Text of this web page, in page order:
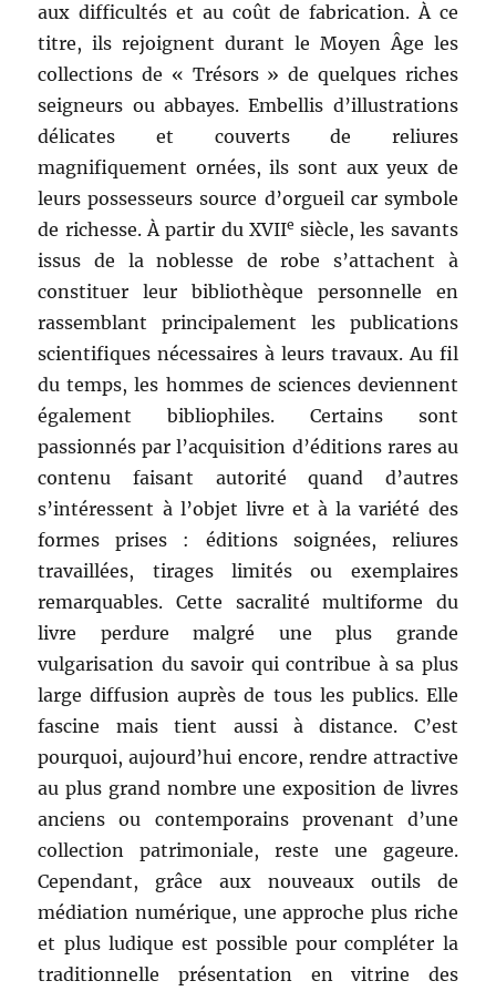
aux difficultés et au coût de fabrication. À ce
titre, ils rejoignent durant le Moyen Âge les
collections de « Trésors » de quelques riches
seigneurs ou abbayes. Embellis d’illustrations
délicates et couverts de reliures
magnifiquement ornées, ils sont aux yeux de
leurs possesseurs source d’orgueil car symbole
de richesse. À partir du XVIIe siècle, les savants
issus de la noblesse de robe s’attachent à
constituer leur bibliothèque personnelle en
rassemblant principalement les publications
scientifiques nécessaires à leurs travaux. Au fil
du temps, les hommes de sciences deviennent
également bibliophiles. Certains sont
passionnés par l’acquisition d’éditions rares au
contenu faisant autorité quand d’autres
s’intéressent à l’objet livre et à la variété des
formes prises : éditions soignées, reliures
travaillées, tirages limités ou exemplaires
remarquables. Cette sacralité multiforme du
livre perdure malgré une plus grande
vulgarisation du savoir qui contribue à sa plus
large diffusion auprès de tous les publics. Elle
fascine mais tient aussi à distance. C’est
pourquoi, aujourd’hui encore, rendre attractive
au plus grand nombre une exposition de livres
anciens ou contemporains provenant d’une
collection patrimoniale, reste une gageure.
Cependant, grâce aux nouveaux outils de
médiation numérique, une approche plus riche
et plus ludique est possible pour compléter la
traditionnelle présentation en vitrine des